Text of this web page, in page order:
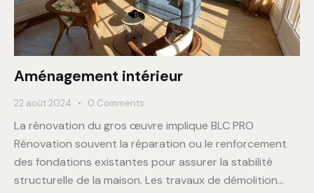
Aménagement intérieur
22 août 2024 0 Comments
La rénovation du gros œuvre implique BLC PRO
Rénovation souvent la réparation ou le renforcement
des fondations existantes pour assurer la stabilité
structurelle de la maison. Les travaux de démolition…